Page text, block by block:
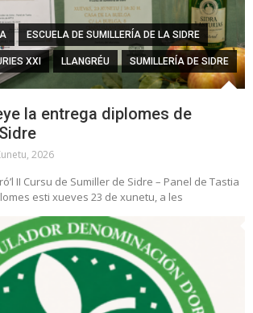
ESCUELA DE SUMILLERÍA DE LA SIDRE
XXI LLANGRÉU SUMILLERÍA DE SIDRE
la entrega diplomes de
2026
II Cursu de Sumiller de Sidre – Panel de Tastia
esti xueves 23 de xunetu, a les